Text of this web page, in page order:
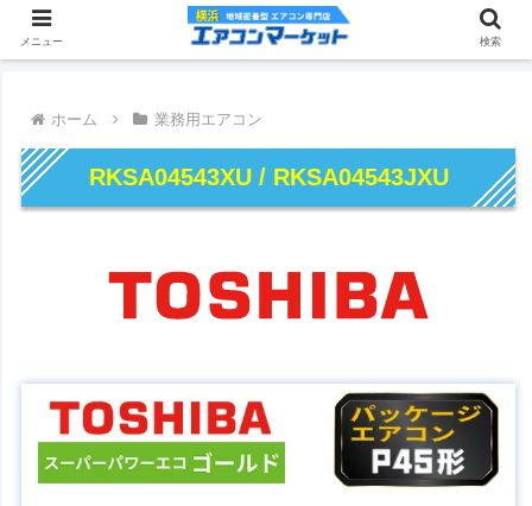
ホーム 業務用エアコン
RKSA04543XU / RKSA04543JXU
メニュー 検索